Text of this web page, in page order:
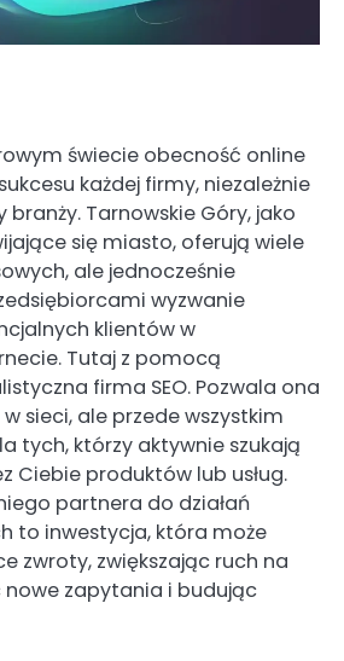
świecie obecność online
każdej firmy, niezależnie
branży. Tarnowskie Góry, jako
się miasto, oferują wiele
ale jednocześnie
wyzwanie
klientów w
Tutaj z pomocą
firma SEO. Pozwala ona
sieci, ale przede wszystkim
tych, którzy aktywnie szukają
Ciebie produktów lub usług.
partnera do działań
to inwestycja, która może
zwroty, zwiększając ruch na
nowe zapytania i budując